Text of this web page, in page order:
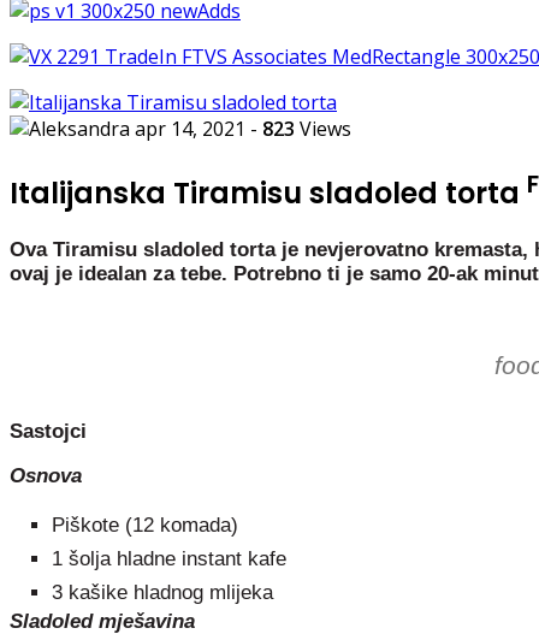
apr 14, 2021 - 823 Views
Italijanska Tiramisu sladoled torta
Ova Tiramisu sladoled torta je nevjerovatno
ovaj je idealan za tebe. Potrebno ti je samo 20-ak
Sastojci
Osnova
Piškote (12 komada)
1 šolja hladne instant kafe
3 kašike hladnog mlijeka
Sladoled mješavina